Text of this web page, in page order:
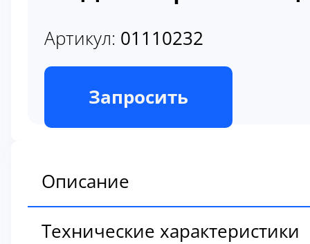
Артикул: 01110232
В наличии
Запросить
Описание
Технические характеристики